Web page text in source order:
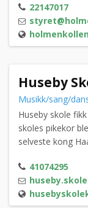
22147017
Huseby
Musikk/sang/
Huseby skole
skoles pikekor
selveste kong
fritidstilbud for 1.
41074295